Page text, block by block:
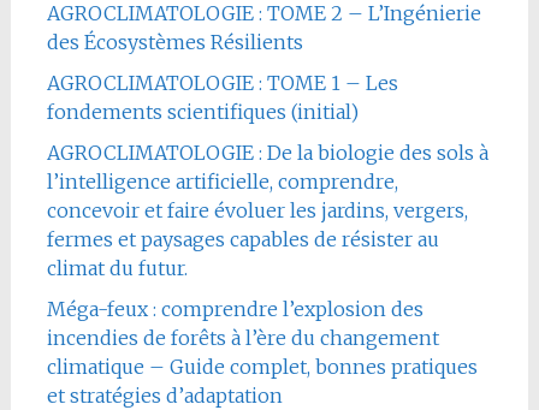
AGROCLIMATOLOGIE : TOME 2 – L’Ingénierie
des Écosystèmes Résilients
AGROCLIMATOLOGIE : TOME 1 – Les
fondements scientifiques (initial)
AGROCLIMATOLOGIE : De la biologie des sols à
l’intelligence artificielle, comprendre,
concevoir et faire évoluer les jardins, vergers,
fermes et paysages capables de résister au
climat du futur.
Méga-feux : comprendre l’explosion des
incendies de forêts à l’ère du changement
climatique – Guide complet, bonnes pratiques
et stratégies d’adaptation